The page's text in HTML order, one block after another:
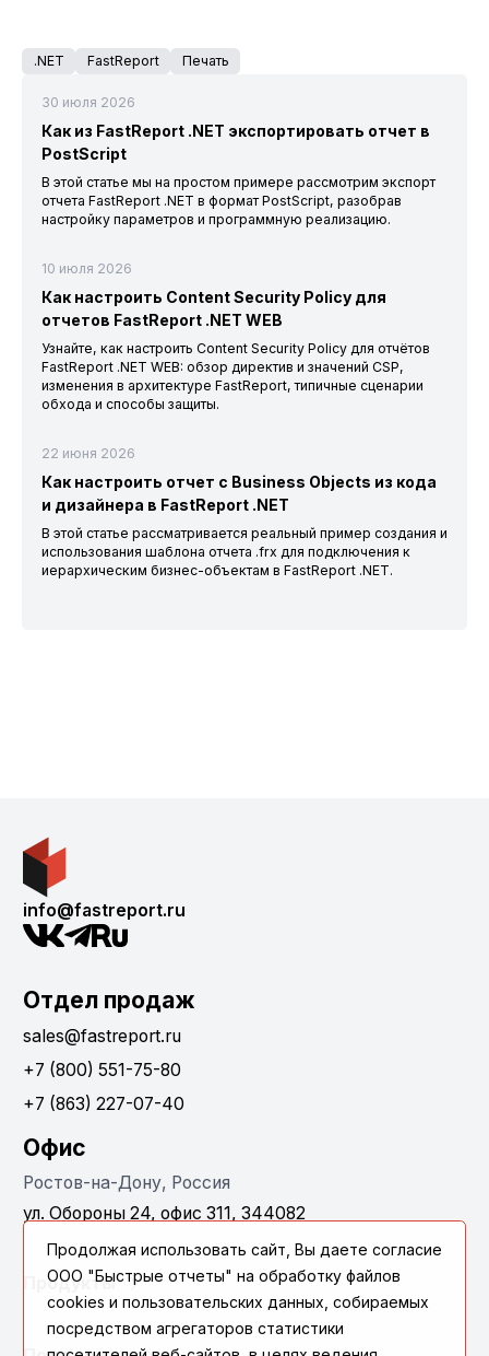
.NET FastReport Печать
30 июля 2026
Как из FastReport .NET экспортировать отчет в
PostScript
В этой статье мы на простом примере рассмотрим экспорт
отчета FastReport .NET в формат PostScript, разобрав
настройку параметров и программную реализацию.
10 июля 2026
Как настроить Content Security Policy для
отчетов FastReport .NET WEB
Узнайте, как настроить Content Security Policy для отчётов
FastReport .NET WEB: обзор директив и значений CSP,
изменения в архитектуре FastReport, типичные сценарии
обхода и способы защиты.
22 июня 2026
Как настроить отчет с Business Objects из кода
и дизайнера в FastReport .NET
В этой статье рассматривается реальный пример создания и
использования шаблона отчета .frx для подключения к
иерархическим бизнес-объектам в FastReport .NET.
info@fastreport.ru
Отдел продаж
sales@fastreport.ru
+7 (800) 551-75-80
+7 (863) 227-07-40
Офис
Ростов-на-Дону, Россия
ул. Обороны 24, офис 311, 344082
Продукты
Продолжая использовать сайт, Вы даете согласие
ООО "Быстрые отчеты" на обработку файлов
cookies и пользовательских данных, собираемых
посредством агрегаторов статистики